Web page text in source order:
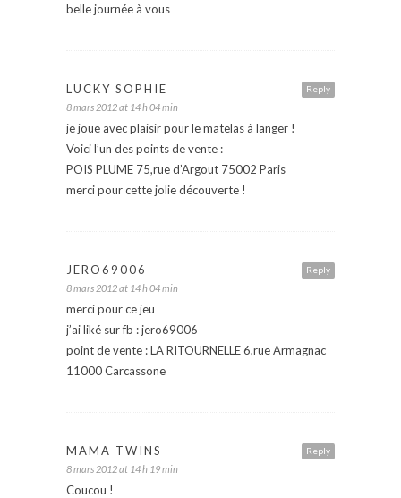
belle journée à vous
Reply
LUCKY SOPHIE
8 mars 2012 at 14 h 04 min
je joue avec plaisir pour le matelas à langer !
Voici l’un des points de vente :
POIS PLUME 75,rue d’Argout 75002 Paris
merci pour cette jolie découverte !
Reply
JERO69006
8 mars 2012 at 14 h 04 min
merci pour ce jeu
j’ai liké sur fb : jero69006
point de vente : LA RITOURNELLE 6,rue Armagnac
11000 Carcassone
Reply
MAMA TWINS
8 mars 2012 at 14 h 19 min
Coucou !